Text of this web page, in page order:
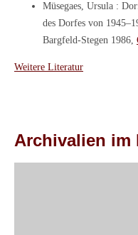
Müsegaes, Ursula : Dorfchronik Bargfeld-Stegen, die Geschichte
des Dorfes von 1945–1985. Bargfeld-Stegen,
Bargfeld-Stegen 1986,
Weitere Literatur
Archivalien im